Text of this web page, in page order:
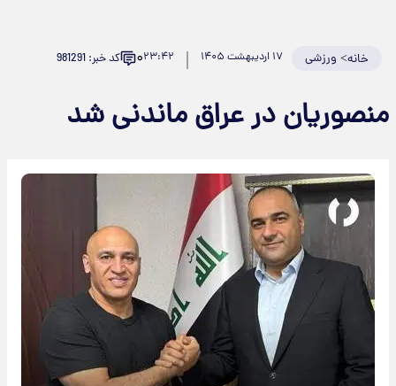
خانه>ورزشی ۲۳:۴۲۰ کد خبر: 981291
در عراق ماندنی شد